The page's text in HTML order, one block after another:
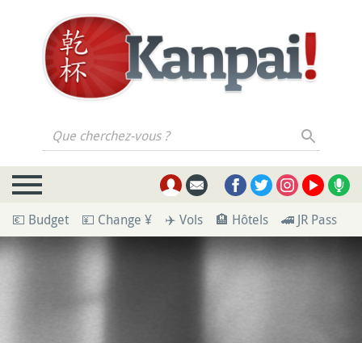
Que cherchez-vous ?
💶 Budget 💴 Change ¥ ✈️ Vols 🏨 Hôtels 🚄 JR Pass